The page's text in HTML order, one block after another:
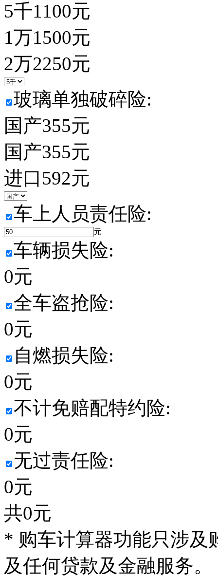
5千1100元
1万1500元
2万2250元
玻璃单独破碎险:
国产355元
国产355元
进口592元
车上人员责任险:
元
车辆损失险:
0元
全车盗抢险:
0元
自燃损失险:
0元
不计免赔配特约险:
0元
无过责任险:
0元
共0元
* 购车计算器功能只涉及
及任何贷款及金融服务。